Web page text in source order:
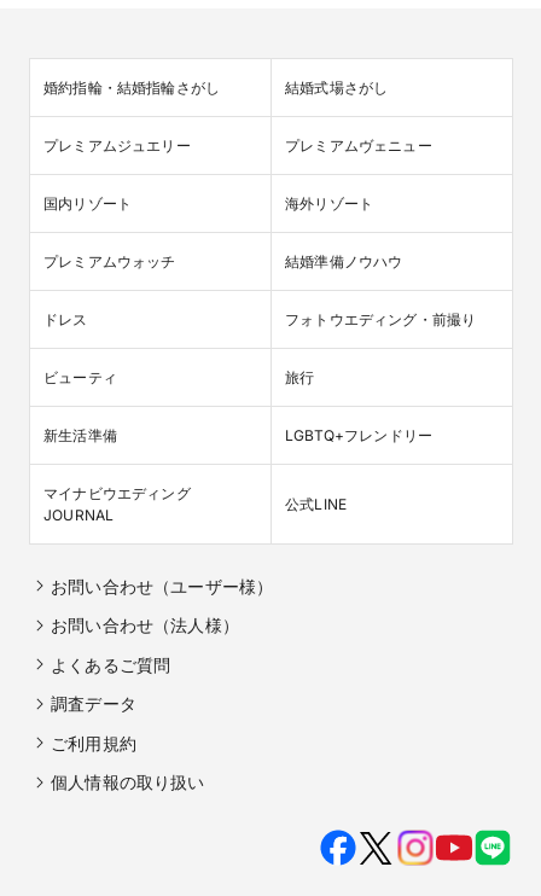
婚約指輪・結婚指輪さがし 結婚式場さがし
プレミアムジュエリー プレミアムヴェニュー
国内リゾート 海外リゾート
プレミアムウォッチ 結婚準備ノウハウ
ドレス フォトウエディング・前撮り
ビューティ 旅行
新生活準備 LGBTQ+フレンドリー
マイナビウエディング
JOURNAL
公式LINE
お問い合わせ（ユーザー様）
お問い合わせ（法人様）
よくあるご質問
調査データ
ご利用規約
個人情報の取り扱い